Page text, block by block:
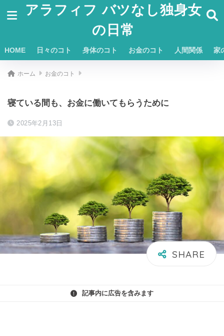
アラフィフ バツなし独身女
の日常
HOME 日々のコト 身体のコト お金のコト 人間関係 家
ホーム お金のコト
寝ている間も、お金に働いてもらうために
2025年2月13日
記事内に広告を含みます